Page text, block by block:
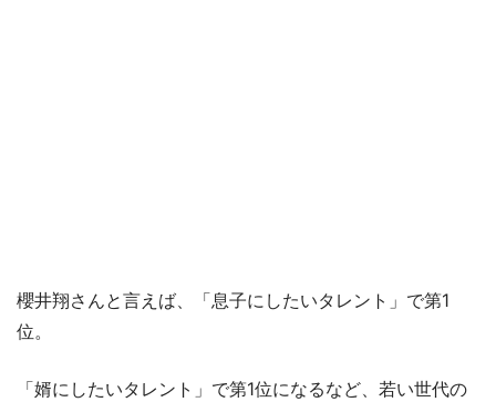
櫻井翔さんと言えば、「息子にしたいタレント」で第1
位。
「婿にしたいタレント」で第1位になるなど、若い世代の